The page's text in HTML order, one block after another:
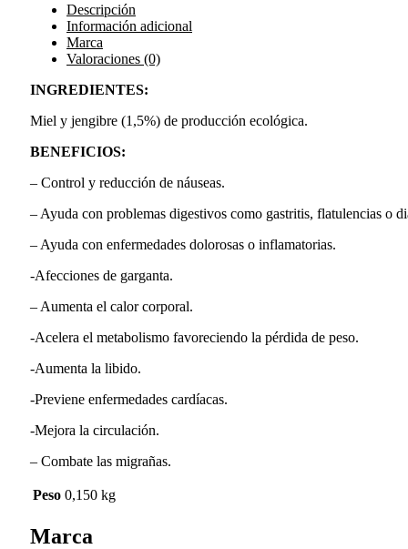
Descripción
Información adicional
Marca
Valoraciones (0)
INGREDIENTES:
Miel y jengibre (1,5%) de producción ecológica.
BENEFICIOS:
– Control y reducción de náuseas.
– Ayuda con problemas digestivos como gastritis, flatulencias o
– Ayuda con enfermedades dolorosas o inflamatorias.
-Afecciones de garganta.
– Aumenta el calor corporal.
-Acelera el metabolismo favoreciendo la pérdida de peso.
-Aumenta la libido.
-Previene enfermedades cardíacas.
-Mejora la circulación.
– Combate las migrañas.
Peso 0,150 kg
Marca